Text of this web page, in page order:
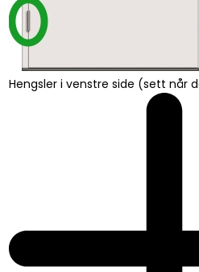
Hengsler i venstre side (sett når